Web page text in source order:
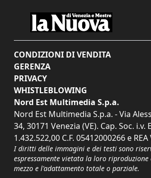
CONDIZIONI DI VENDITA
GERENZA
PRIVACY
WHISTLEBLOWING
Nord Est Multimedia S.p.a.
Nord Est Multimedia S.p.a. - Via
34, 30171 Venezia (VE). Cap. Soc. i.v.
1.432.522,00 C.F. 05412000266 e
I diritti delle immagini e dei testi sono
espressamente vietata la loro riproduzione
mezzo e l'adattamento totale o parziale.